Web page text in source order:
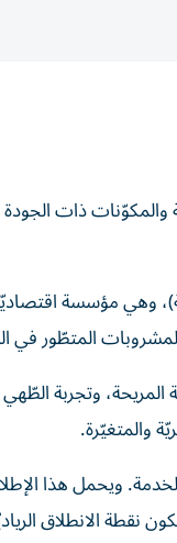
ذات الجودة
المتطّور في
المريحة، وتجربة
والمتغيّرة.
ويحمل هذا
نقطة الانطلاق